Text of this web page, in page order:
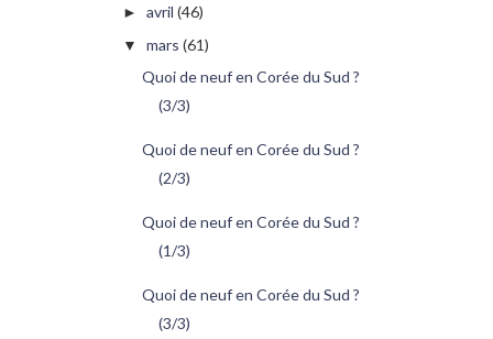
► avril (46)
▼ mars (61)
Quoi de neuf en Corée du Sud ?
(3/3)
Quoi de neuf en Corée du Sud ?
(2/3)
Quoi de neuf en Corée du Sud ?
(1/3)
Quoi de neuf en Corée du Sud ?
(3/3)